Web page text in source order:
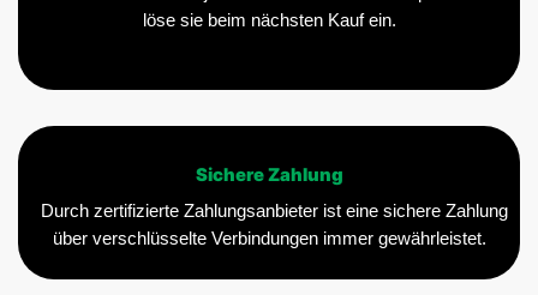
löse sie beim nächsten Kauf ein.
Sichere Zahlung
Durch zertifizierte Zahlungsanbieter ist eine sichere Zahlung
über verschlüsselte Verbindungen immer gewährleistet.